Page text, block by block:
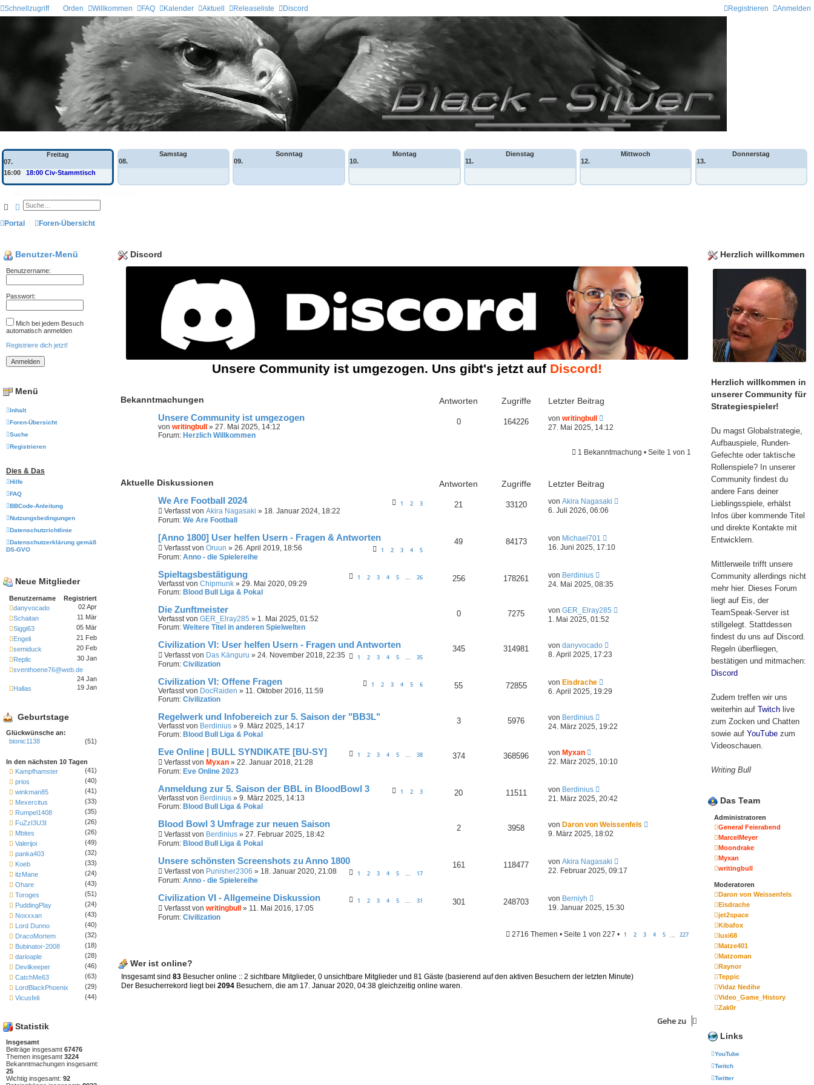
Schnellzugriff Orden Willkommen FAQ Kalender Aktuell Releaseliste Discord Anmelden
Registrieren
Freitag
07.
16:00
18:00 Civ-Stammtisch
Samstag
08.
Sonntag
09.
Montag
10.
Dienstag
11.
Mittwoch
12.
Donnerstag
13.
SucheErweiterte Suche
Portal Foren-Übersicht
Discord
Unsere Community ist umgezogen. Uns gibt's jetzt auf Discord!
Bekanntmachungen Antworten Zugriffe
Letzter Beitrag
Unsere Community ist umgezogen
von writingbull
» 27. Mai 2025, 14:12
Forum: Herzlich Willkommen
0 164226 von writingbull
e
s
B
i
t
g
27. Mai 2025, 14:12
1 Bekanntmachung • Seite 1 von 1
Aktuelle Diskussionen Antworten Zugriffe
Letzter Beitrag
We Are Football 2024
1 2 3
Verfasst von Akira Nagasaki » 18. Januar 2024, 18:22
Forum: We Are Football
21 33120 von Akira Nagasaki
6. Juli 2026, 06:06
[Anno 1800] User helfen Usern - Fragen & Antworten
1 2 3 4 5
Verfasst von Oruun » 26. April 2019, 18:56
Forum: Anno - die Spielereihe
49 84173 von Michael701
e
e
e
i
a
g
16. Juni 2025, 17:10
Spieltagsbestätigung 1 2 3 4 5 … 26
Verfasst von Chipmunk » 29. Mai 2020, 09:29
Forum: Blood Bull Liga & Pokal
256 178261 von Berdinius
e
s
t
e
e
i
a
g
24. Mai 2025, 08:35
Die Zunftmeister
Verfasst von GER_Elray285 » 1. Mai 2025, 01:52
Forum: Weitere Titel in anderen Spielwelten
0 7275 von GER_Elray285
1. Mai 2025, 01:52
Civilization VI: User helfen Usern - Fragen und Antworten
1 2 3 4 5 … 35
Verfasst von Das Känguru » 24. November 2018, 22:35
Forum: Civilization
345 314981 von danyvocado
e
e
i
g
8. April 2025, 17:23
Civilization VI: Offene Fragen 1 2 3 4 5 6
Verfasst von DocRaiden » 11. Oktober 2016, 11:59
Forum: Civilization
55 72855 von Eisdrache
e
t
e
e
i
g
6. April 2025, 19:29
Regelwerk und Infobereich zur 5. Saison der "BB3L"
Verfasst von Berdinius » 9. März 2025, 14:17
Forum: Blood Bull Liga & Pokal
3 5976 von Berdinius
e
t
e
i
a
g
24. März 2025, 19:22
Eve Online | BULL SYNDIKATE [BU-SY] 1 2 3 4 5 … 38
Verfasst von Myxan » 22. Januar 2018, 21:28
Forum: Eve Online 2023
374 368596 von Myxan
e
t
e
e
i
a
g
22. März 2025, 10:10
Anmeldung zur 5. Saison der BBL in BloodBowl 3 1 2 3
Verfasst von Berdinius » 9. März 2025, 14:13
Forum: Blood Bull Liga & Pokal
20 11511 von Berdinius
e
s
t
e
e
i
g
21. März 2025, 20:42
Blood Bowl 3 Umfrage zur neuen Saison
Verfasst von Berdinius » 27. Februar 2025, 18:42
Forum: Blood Bull Liga & Pokal
2 3958 von Daron von Weissenfels
9. März 2025, 18:02
Unsere schönsten Screenshots zu Anno 1800
1 2 3 4 5 … 17
Verfasst von Punisher2306 » 18. Januar 2020, 21:08
Forum: Anno - die Spielereihe
161 118477 von Akira Nagasaki
e
e
e
g
22. Februar 2025, 09:17
Civilization VI - Allgemeine Diskussion 1 2 3 4 5 … 31
Verfasst von writingbull
» 11. Mai 2016, 17:05
Forum: Civilization
301 248703 von Berniyh
e
s
t
e
i
19. Januar 2025, 15:30
2716 Themen • Seite 1 von 227 • 1 2 3 4 5 … 227
Wer ist online?
Insgesamt sind 83 Besucher online :: 2 sichtbare Mitglieder, 0 unsichtbare Mitglieder und 81 Gäste (basierend auf den aktiven Besuchern der letzten Minute)
Der Besucherrekord liegt bei 2094 Besuchern, die am 17. Januar 2020, 04:38 gleichzeitig online waren.
Gehe zu
Benutzer-Menü
Benutzername:
Passwort:
Mich bei jedem Besuch
automatisch anmelden
Registriere dich jetzt!
Menü
Inhalt
Foren-Übersicht
Suche
Registrieren
Dies & Das
Hilfe
FAQ
BBCode-Anleitung
Nutzungsbedingungen
Datenschutzrichtlinie
Datenschutzerklärung gemäß
DS-GVO
Neue Mitglieder
Benutzername
Registriert
danyvocado
02 Apr
Schaitan
11 Mär
Siggi63
05 Mär
Engeli
21 Feb
semiduck
20 Feb
Replic
30 Jan
sventhoene76@web.de
24 Jan
Hallas
19 Jan
Geburtstage
Glückwünsche an:
bionic1138
(51)
In den nächsten 10 Tagen
Kampfhamster
(41)
prios
(40)
winkman85
(41)
Mexercitus
(33)
Rumpel1408
(35)
FuZzI3U3I
(26)
Mbites
(26)
Valerijoi
(49)
panka403
(32)
Koeb
(33)
itzMane
(24)
Ohare
(43)
Toroges
(51)
PuddingPlay
(24)
Noxxxan
(43)
Lord Dunno
(40)
DracoMortem
(32)
Bubinator-2008
(18)
darioaple
(28)
Devilkeeper
(46)
CatchMe63
(63)
LordBlackPhoenix
(29)
Vicusfeli
(44)
Statistik
Insgesamt
Beiträge insgesamt 67476
Themen insgesamt 3224
Bekanntmachungen insgesamt:
25
Wichtig insgesamt: 92
Herzlich willkommen
Herzlich willkommen in
unserer Community für
Strategiespieler!
Du magst Globalstrategie,
Aufbauspiele, Runden-
Gefechte oder taktische
Rollenspiele? In unserer
Community findest du
andere Fans deiner
Lieblingsspiele, erhälst
Infos über kommende Titel
und direkte Kontakte mit
Entwicklern.
Mittlerweile trifft unsere
Community allerdings nicht
mehr hier. Dieses Forum
liegt auf Eis, der
TeamSpeak-Server ist
stillgelegt. Stattdessen
findest du uns auf Discord.
Regeln überfliegen,
bestätigen und mitmachen:
Discord
Zudem treffen wir uns
weiterhin auf Twitch live
zum Zocken und Chatten
sowie auf YouTube zum
Videoschauen.
Writing Bull
Das Team
Administratoren
General Feierabend
MarcelMeyer
Moondrake
Myxan
writingbull
Moderatoren
Daron von Weissenfels
Eisdrache
jet2space
Kibafox
luxi68
Matze401
Matzoman
Raynor
Teppic
Vidaz Nedihe
Video_Game_History
Zak0r
Links
YouTube
Twitch
Twitter